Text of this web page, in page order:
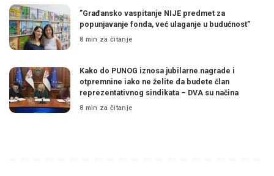
”Građansko vaspitanje NIJE predmet za
popunjavanje fonda, već ulaganje u budućnost”
8 min za čitanje
Kako do PUNOG iznosa jubilarne nagrade i
otpremnine iako ne želite da budete član
reprezentativnog sindikata – DVA su načina
8 min za čitanje